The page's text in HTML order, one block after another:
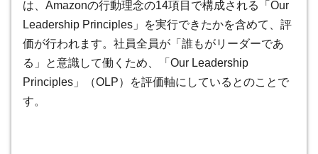
は、Amazonの行動理念の14項目で構成される「Our
Leadership Principles」を実行できたかを含めて、評
価が行われます。社員全員が「誰もがリーダーであ
る」と意識して働くため、「Our Leadership
Principles」（OLP）を評価軸にしているとのことで
す。